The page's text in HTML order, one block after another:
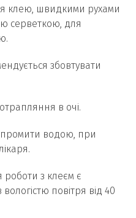
клею, швидкими рухами
серветкою, для
збовтувати
в очі.
водою, при
з клеєм є
повітря від 40